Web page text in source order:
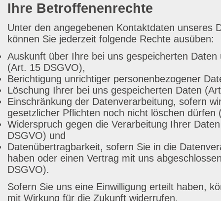
Ihre Betroffenenrechte
Unter den angegebenen Kontaktdaten unseres
können Sie jederzeit folgende Rechte ausüben:
Auskunft über Ihre bei uns gespeicherten Daten
(Art. 15 DSGVO),
Berichtigung unrichtiger personenbezogener
Löschung Ihrer bei uns gespeicherten Daten
Einschränkung der Datenverarbeitung, sofern
gesetzlicher Pflichten noch nicht löschen dürfen
Widerspruch gegen die Verarbeitung Ihrer
DSGVO) und
Datenübertragbarkeit, sofern Sie in die
haben oder einen Vertrag mit uns
DSGVO).
Sofern Sie uns eine Einwilligung erteilt haben,
mit Wirkung für die Zukunft widerrufen.